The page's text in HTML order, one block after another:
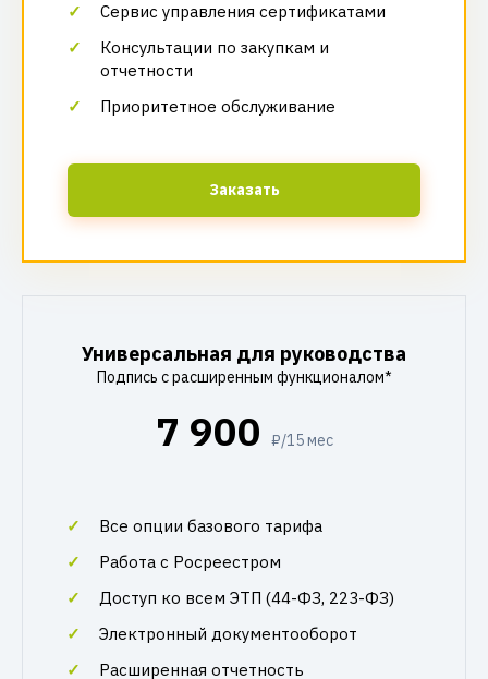
Сервис управления сертификатами
Консультации по закупкам и
отчетности
Приоритетное обслуживание
Заказать
Универсальная для руководства
Подпись с расширенным функционалом*
7 900 ₽/15 мес
Все опции базового тарифа
Работа с Росреестром
Доступ ко всем ЭТП (44-ФЗ, 223-ФЗ)
Электронный документооборот
Расширенная отчетность